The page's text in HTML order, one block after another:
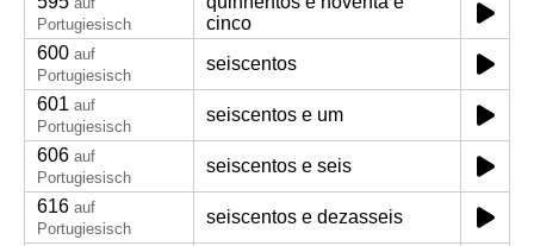
Portugiesisch
cinco
600 auf
Portugiesisch
seiscentos
601 auf
Portugiesisch
seiscentos e um
606 auf
Portugiesisch
seiscentos e seis
616 auf
Portugiesisch
seiscentos e dezasseis